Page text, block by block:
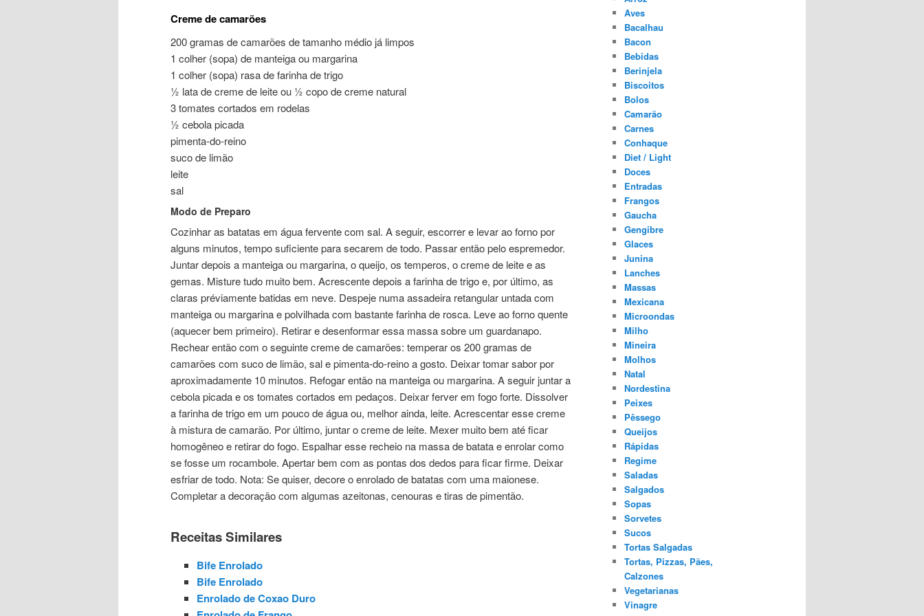
Creme de camarões
200 gramas de camarões de tamanho médio já limpos
1 colher (sopa) de manteiga ou margarina
1 colher (sopa) rasa de farinha de trigo
½ lata de creme de leite ou ½ copo de creme natural
3 tomates cortados em rodelas
½ cebola picada
pimenta-do-reino
suco de limão
leite
sal
Modo de Preparo
Cozinhar as batatas em água fervente com sal. A seguir, escorrer e levar ao forno por
alguns minutos, tempo suficiente para secarem de todo. Passar então pelo espremedor.
Juntar depois a manteiga ou margarina, o queijo, os temperos, o creme de leite e as
gemas. Misture tudo muito bem. Acrescente depois a farinha de trigo e, por último, as
claras préviamente batidas em neve. Despeje numa assadeira retangular untada com
manteiga ou margarina e polvilhada com bastante farinha de rosca. Leve ao forno quente
(aquecer bem primeiro). Retirar e desenformar essa massa sobre um guardanapo.
Rechear então com o seguinte creme de camarões: temperar os 200 gramas de
camarões com suco de limão, sal e pimenta-do-reino a gosto. Deixar tomar sabor por
aproximadamente 10 minutos. Refogar então na manteiga ou margarina. A seguir juntar a
cebola picada e os tomates cortados em pedaços. Deixar ferver em fogo forte. Dissolver
a farinha de trigo em um pouco de água ou, melhor ainda, leite. Acrescentar esse creme
à mistura de camarão. Por último, juntar o creme de leite. Mexer muito bem até ficar
homogêneo e retirar do fogo. Espalhar esse recheio na massa de batata e enrolar como
se fosse um rocambole. Apertar bem com as pontas dos dedos para ficar firme. Deixar
esfriar de todo. Nota: Se quiser, decore o enrolado de batatas com uma maionese.
Completar a decoração com algumas azeitonas, cenouras e tiras de pimentão.
Receitas Similares
Bife Enrolado
Bife Enrolado
Enrolado de Coxao Duro
Aves
Bacalhau
Bacon
Bebidas
Berinjela
Biscoitos
Bolos
Camarão
Carnes
Conhaque
Diet / Light
Doces
Entradas
Frangos
Gaucha
Gengibre
Glaces
Junina
Lanches
Massas
Mexicana
Microondas
Milho
Mineira
Molhos
Natal
Nordestina
Peixes
Pêssego
Queijos
Rápidas
Regime
Saladas
Salgados
Sopas
Sorvetes
Sucos
Tortas Salgadas
Tortas, Pizzas, Pães,
Calzones
Vegetarianas
Vinagre